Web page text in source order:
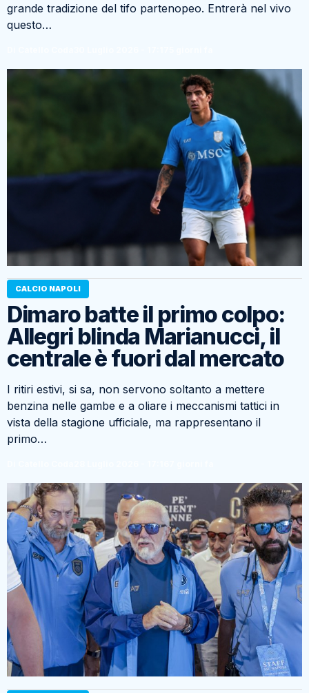
grande tradizione del tifo partenopeo. Entrerà nel vivo
questo…
CALCIO NAPOLI
Dimaro batte il primo colpo:
Allegri blinda Marianucci, il
centrale è fuori dal mercato
I ritiri estivi, si sa, non servono soltanto a mettere
benzina nelle gambe e a oliare i meccanismi tattici in
vista della stagione ufficiale, ma rappresentano il
primo…